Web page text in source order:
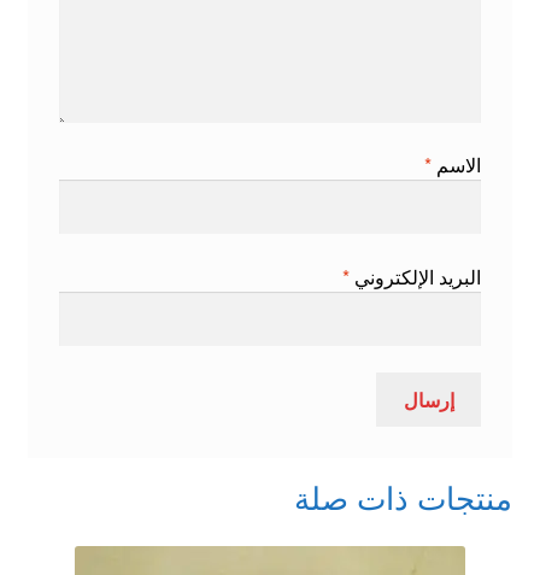
الاسم *
البريد الإلكتروني *
منتجات ذات صلة